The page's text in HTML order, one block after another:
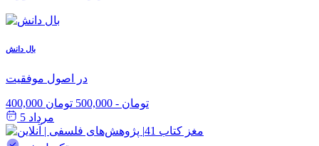
بال دانش
در اصول موفقیت
400,000 تومان - 500,000 تومان
مرداد 5